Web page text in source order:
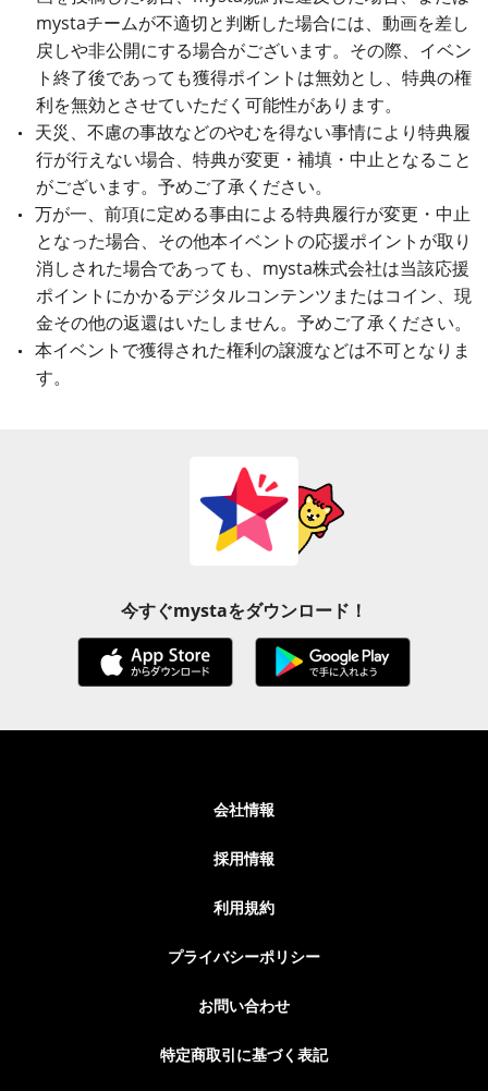
mystaチームが不適切と判断した場合には、動画を差し
戻しや非公開にする場合がございます。その際、イベン
ト終了後であっても獲得ポイントは無効とし、特典の権
利を無効とさせていただく可能性があります。
天災、不慮の事故などのやむを得ない事情により特典履
行が行えない場合、特典が変更・補填・中止となること
がございます。予めご了承ください。
万が一、前項に定める事由による特典履行が変更・中止
となった場合、その他本イベントの応援ポイントが取り
消しされた場合であっても、mysta株式会社は当該応援
ポイントにかかるデジタルコンテンツまたはコイン、現
金その他の返還はいたしません。予めご了承ください。
本イベントで獲得された権利の譲渡などは不可となりま
す。
今すぐmystaをダウンロード！
会社情報
採用情報
利用規約
プライバシーポリシー
お問い合わせ
特定商取引に基づく表記